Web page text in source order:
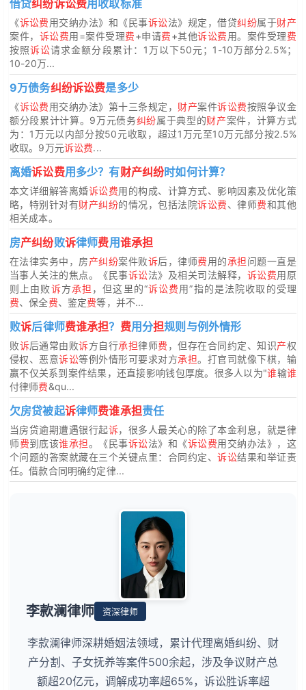
借贷纠纷诉讼费用收取标准
《诉讼费用交纳办法》和《民事诉讼法》规定，借贷纠纷属于财产
案件， 诉讼费用=案件受理费+申请费+其他诉讼费用。案件受理费
按照诉讼请求金额分段累计：1万以下50元；1-10万部分2.5%；
10-20万...
9万债务纠纷诉讼费是多少
《诉讼费用交纳办法》第十三条规定， 财产案件诉讼费按照争议金
额分段累计计算。9万元债务纠纷属于典型的财产案件，计算方式
为：1万元以内部分按50元收取，超过1万元至10万元部分按2.5%
收取。9万元诉讼费...
离婚诉讼费用多少？有财产纠纷时如何计算？
本文详细解答离婚诉讼费用的构成、计算方式、影响因素及优化策
略，特别针对有财产纠纷的情况，包括法院诉讼费、律师费和其他
相关成本。
房产纠纷败诉律师费用谁承担
在法律实务中，房产纠纷案件败诉后，律师费用的承担问题一直是
当事人关注的焦点。《民事诉讼法》及相关司法解释， 诉讼费用原
则上由败诉方承担 ，但这里的“诉讼费用”指的是法院收取的受理
费、保全费、鉴定费等，并不...
败诉后律师费谁承担？ 费用分担规则与例外情形
败诉后通常由败诉方自行承担律师费 ，但存在合同约定、知识产权
侵权、恶意诉讼等例外情形可要求对方承担。打官司就像下棋，输
赢不仅关系到案件结果，还直接影响钱包厚度。很多人以为"谁输谁
付律师费&qu...
欠房贷被起诉律师费谁承担责任
当房贷逾期遭遇银行起诉，很多人最关心的除了本金利息，就是律
师费到底该谁承担。《民事诉讼法》和《诉讼费用交纳办法》，这
个问题的答案就藏在三个关键点里：合同约定、诉讼结果和举证责
任。借款合同明确约定律...
李款澜律师 资深律师
李款澜律师深耕婚姻法领域，累计代理离婚纠纷、财
产分割、子女抚养等案件500余起，涉及争议财产总
额超20亿元，调解成功率超65%，诉讼胜诉率超